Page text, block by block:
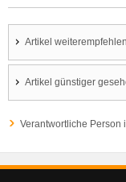
Artikel weiterempfehlen
Artikel günstiger
Verantwortliche Person